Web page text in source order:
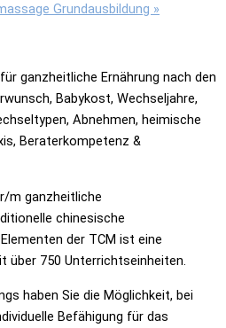
Grundausbildung »
ganzheitliche Ernährung nach den
Babykost, Wechseljahre,
Abnehmen, heimische
Beraterkompetenz &
m ganzheitliche
chinesische
der TCM ist eine
über 750 Unterrichtseinheiten.
haben Sie die Möglichkeit, bei
Befähigung für das